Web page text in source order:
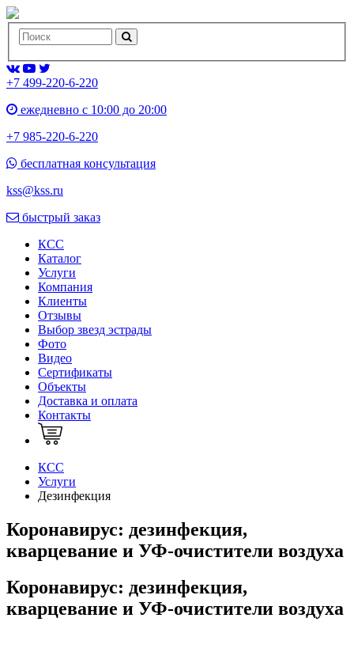
+7 499-220-6-220
ежедневно с 10:00 до 20:00
+7 985-220-6-220
бесплатная консультация
kss@kss.ru
быстрый заказ
КСС
Каталог
Услуги
Компания
Клиенты
Oтзывы
Выбор звезд эстрады
Фото
Видео
Сертификаты
Объекты
Доставка и оплата
Контакты
КСС
Услуги
Дезинфекция
Коронавирус: дезинфекция,
кварцевание и УФ-очистители воздуха
Коронавирус: дезинфекция,
кварцевание и УФ-очистители воздуха